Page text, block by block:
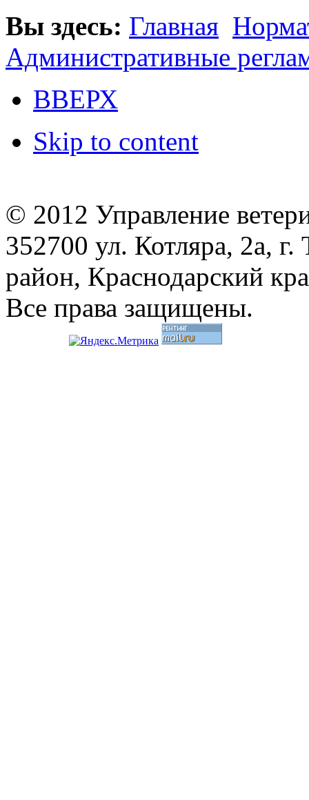
Вы здесь: Главная
Административные
ВВЕРХ
Skip to content
© 2012 Управление
352700 ул. Котляра, 2а,
район, Краснодарский
Все права защищены.